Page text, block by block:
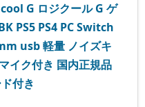
G ロジクール G ゲ
PS5 PS4 PC Switch
usb 軽量 ノイズキ
イク付き 国内正規品
付き